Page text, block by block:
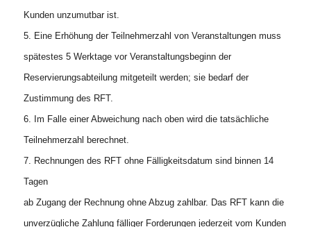
Kunden unzumutbar ist.
5. Eine Erhöhung der Teilnehmerzahl von Veranstaltungen muss
spätestes 5 Werktage vor Veranstaltungsbeginn der
Reservierungsabteilung mitgeteilt werden; sie bedarf der
Zustimmung des RFT.
6. Im Falle einer Abweichung nach oben wird die tatsächliche
Teilnehmerzahl berechnet.
7. Rechnungen des RFT ohne Fälligkeitsdatum sind binnen 14
Tagen
ab Zugang der Rechnung ohne Abzug zahlbar. Das RFT kann die
unverzügliche Zahlung fälliger Forderungen jederzeit vom Kunden